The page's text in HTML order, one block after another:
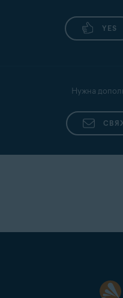
YES
Нужна